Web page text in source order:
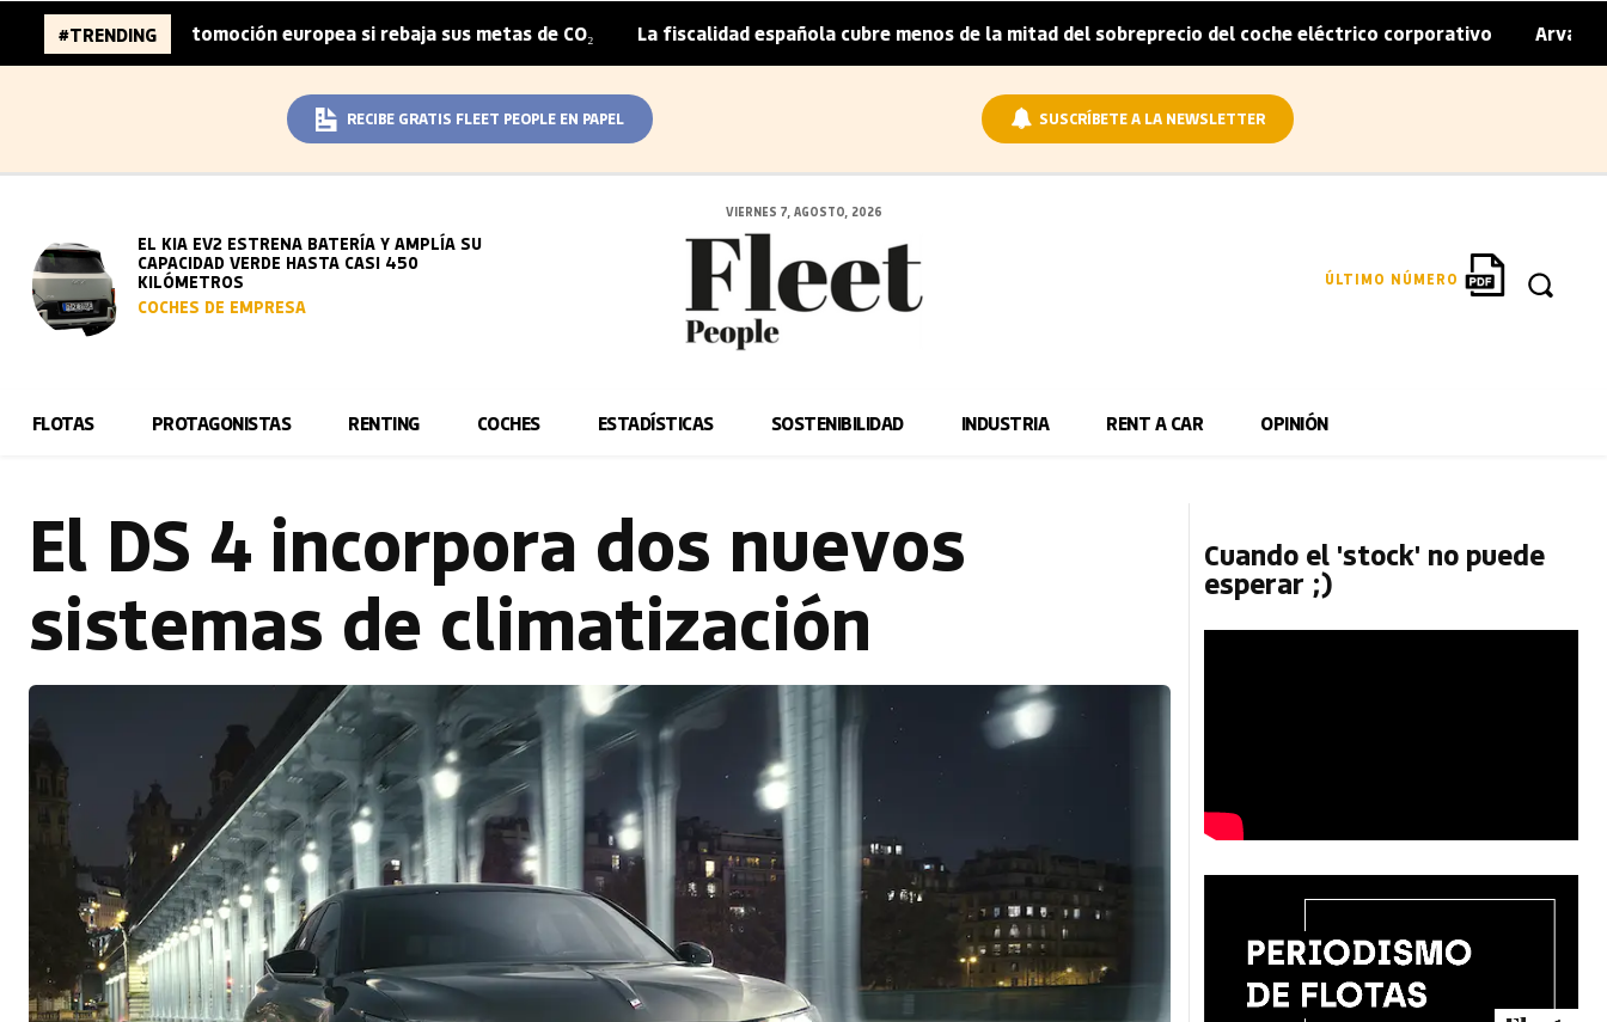
#TRENDING
de la automoción europea si rebaja sus metas de CO₂ | La fiscalidad española cubre menos de la mitad del sobreprecio del coche eléctrico corporativo | Arval convierte
RECIBE GRATIS FLEET PEOPLE EN PAPEL SUSCRÍBETE A LA NEWSLETTER
EL KIA EV2 ESTRENA BATERÍA Y AMPLÍA SU
CAPACIDAD VERDE HASTA CASI 450
KILÓMETROS
COCHES DE EMPRESA
VIERNES 7, AGOSTO, 2026
ÚLTIMO NÚMERO
FLOTAS PROTAGONISTAS RENTING COCHES ESTADÍSTICAS SOSTENIBILIDAD INDUSTRIA RENT A CAR OPINIÓN
El DS 4 incorpora dos nuevos
sistemas de climatización
Cuando el 'stock' no puede
esperar ;)